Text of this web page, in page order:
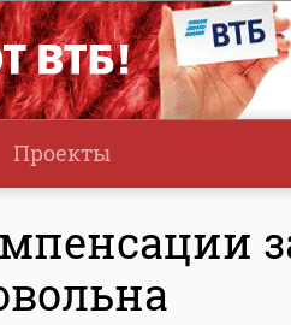
Проекты